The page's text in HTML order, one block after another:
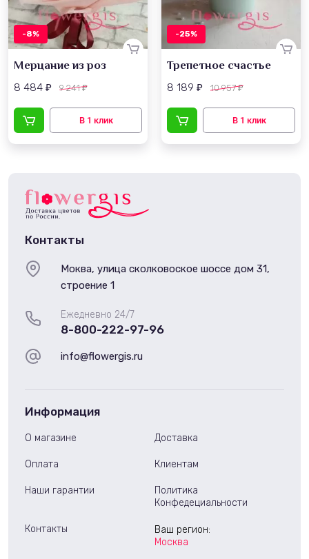
-8%
Мерцание из роз
8 484 ₽ 9 241₽
-25%
Трепетное счастье
8 189 ₽ 10 957₽
Контакты
Ежедневно 24/7
8-800-222-97-96
Моква, улица сколковоское шоссе дом 31,
строение 1
info@flowergis.ru
Информация
О магазине Доставка
Оплата Клиентам
Наши гарантии
Политика
Конфедециальности
Контакты
Ваш регион:
Москва